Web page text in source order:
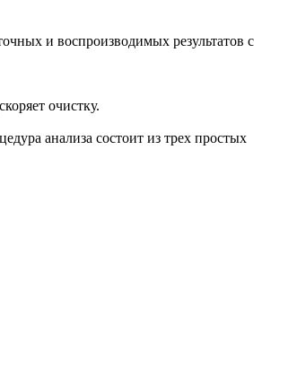
и воспроизводимых результатов с
очистку.
анализа состоит из трех простых